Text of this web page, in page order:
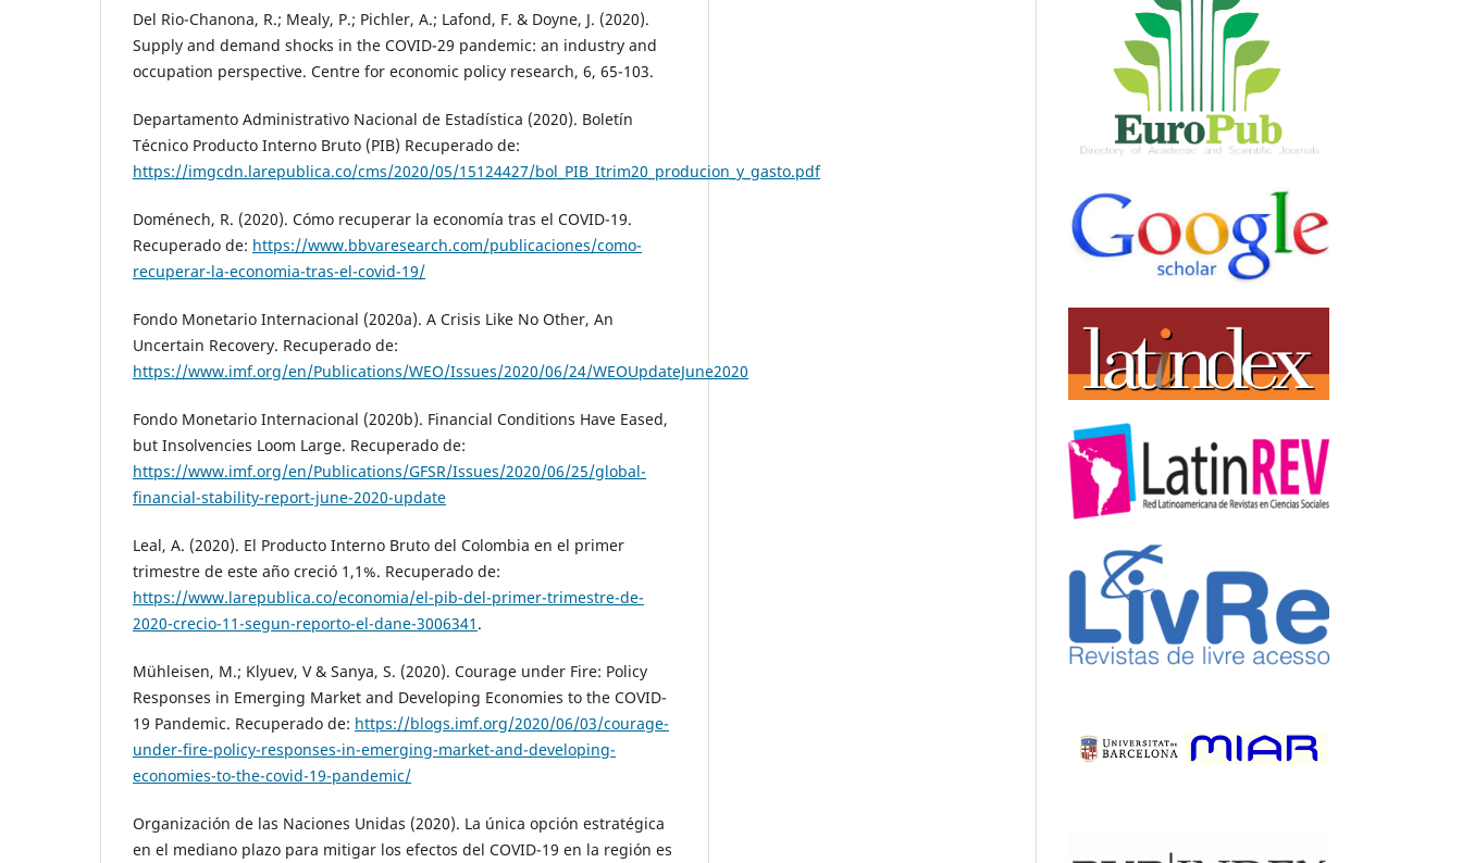
Del Rio-Chanona, R.; Mealy, P.; Pichler, A.; Lafond, F. & Doyne, J. (2020).
Supply and demand shocks in the COVID-29 pandemic: an industry and
occupation perspective. Centre for economic policy research, 6, 65-103.
Departamento Administrativo Nacional de Estadística (2020). Boletín
Técnico Producto Interno Bruto (PIB) Recuperado de:
https://imgcdn.larepublica.co/cms/2020/05/15124427/bol_PIB_Itrim20_producion_y_gasto.pdf
Doménech, R. (2020). Cómo recuperar la economía tras el COVID-19.
Recuperado de: https://www.bbvaresearch.com/publicaciones/como-
recuperar-la-economia-tras-el-covid-19/
Fondo Monetario Internacional (2020a). A Crisis Like No Other, An
Uncertain Recovery. Recuperado de:
https://www.imf.org/en/Publications/WEO/Issues/2020/06/24/WEOUpdateJune2020
Fondo Monetario Internacional (2020b). Financial Conditions Have Eased,
but Insolvencies Loom Large. Recuperado de:
https://www.imf.org/en/Publications/GFSR/Issues/2020/06/25/global-
financial-stability-report-june-2020-update
Leal, A. (2020). El Producto Interno Bruto del Colombia en el primer
trimestre de este año creció 1,1%. Recuperado de:
https://www.larepublica.co/economia/el-pib-del-primer-trimestre-de-
2020-crecio-11-segun-reporto-el-dane-3006341 .
Mühleisen, M.; Klyuev, V & Sanya, S. (2020). Courage under Fire: Policy
Responses in Emerging Market and Developing Economies to the COVID-
19 Pandemic. Recuperado de: https://blogs.imf.org/2020/06/03/courage-
under-fire-policy-responses-in-emerging-market-and-developing-
economies-to-the-covid-19-pandemic/
Organización de las Naciones Unidas (2020). La única opción estratégica
en el mediano plazo para mitigar los efectos del COVID-19 en la región es